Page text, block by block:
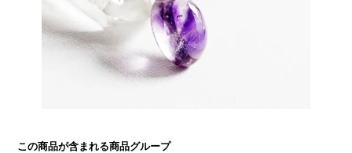
この商品が含まれる商品グループ